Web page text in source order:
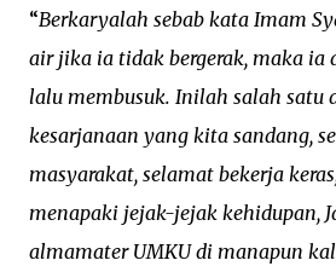
“Berkaryalah sebab kata Imam
air jika ia tidak bergerak, maka ia
lalu membusuk. Inilah salah satu
kesarjanaan yang kita sandang,
masyarakat, selamat bekerja
menapaki jejak-jejak kehidupan,
almamater UMKU di manapun